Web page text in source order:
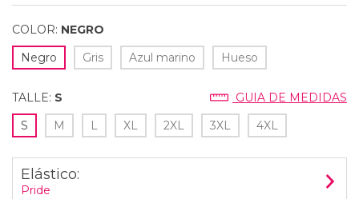
COLOR: NEGRO
Negro
Gris Azul marino Hueso
TALLE: S
GUIA DE MEDIDAS
S
M L XL 2XL 3XL 4XL
Elástico:
Pride